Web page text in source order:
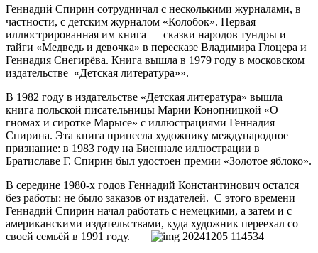
Геннадий Спирин сотрудничал с несколькими журналами, в
частности, с детским журналом «Колобок». Первая
иллюстрированная им книга — сказки народов тундры и
тайги «Медведь и девочка» в пересказе Владимира Глоцера и
Геннадия Снегирёва. Книга вышла в 1979 году в московском
издательстве «Детская литература»».
В 1982 году в издательстве «Детская литература» вышла
книга польской писательницы Марии Конопницкой «О
гномах и сиротке Марысе» с иллюстрациями Геннадия
Спирина. Эта книга принесла художнику международное
признание: в 1983 году на Биеннале иллюстрации в
Братиславе Г. Спирин был удостоен премии «Золотое яблоко».
В середине 1980-х годов Геннадий Константинович остался
без работы: не было заказов от издателей. С этого времени
Геннадий Спирин начал работать с немецкими, а затем и с
американскими издательствами, куда художник переехал со
своей семьёй в 1991 году.